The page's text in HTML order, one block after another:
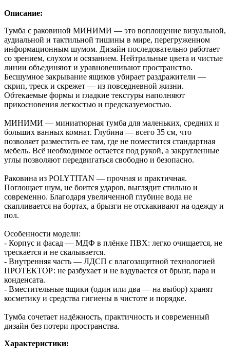
Описание:
Тумба с раковиной МИНИМИ — это воплощение визуальной,
аудиальной и тактильной тишины в мире, перегруженном
информационным шумом. Дизайн последовательно работает
со зрением, слухом и осязанием. Нейтральные цвета и чистые
линии объединяют и уравновешивают пространство.
Бесшумное закрывание ящиков убирает раздражители —
скрип, треск и скрежет — из повседневной жизни.
Обтекаемые формы и гладкие текстуры наполняют
прикосновения легкостью и предсказуемостью.
МИНИМИ — миниатюрная тумба для маленьких, средних и
больших ванных комнат. Глубина — всего 35 см, что
позволяет разместить ее там, где не поместится стандартная
мебель. Всё необходимое остается под рукой, а закругленные
углы позволяют передвигаться свободно и безопасно.
Раковина из POLYTITAN — прочная и практичная.
Поглощает шум, не боится ударов, выглядит стильно и
современно. Благодаря увеличенной глубине вода не
скапливается на бортах, а брызги не отскакивают на одежду и
пол.
Особенности модели:
- Корпус и фасад — МДФ в плёнке ПВХ: легко очищается, не
трескается и не скалывается.
- Внутренняя часть — ЛДСП с влагозащитной технологией
ПРОТЕКТОР: не разбухает и не вздувается от брызг, пара и
конденсата.
- Вместительные ящики (один или два — на выбор) хранят
косметику и средства гигиены в чистоте и порядке.
Тумба сочетает надёжность, практичность и современный
дизайн без потери пространства.
Характеристики: